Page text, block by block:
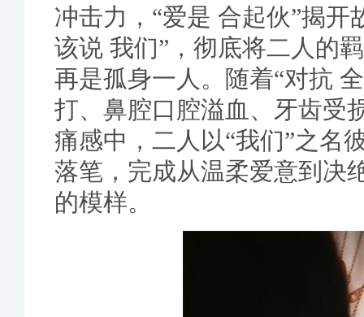
冲击力，“爱是 合起伙”揭
该说 我们”，彻底将二人的
再是孤身一人。随着“对抗
打、鼻腔口腔溢血、牙齿受
痛感中，二人以“我们”之名
落笔，完成从温柔爱意到决
的模样。